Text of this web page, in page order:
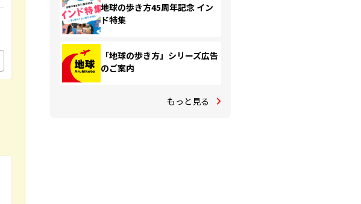
地球の歩き方45周年記念 イン
ド特集
「地球の歩き方」シリーズ広告
のご案内
もっと見る